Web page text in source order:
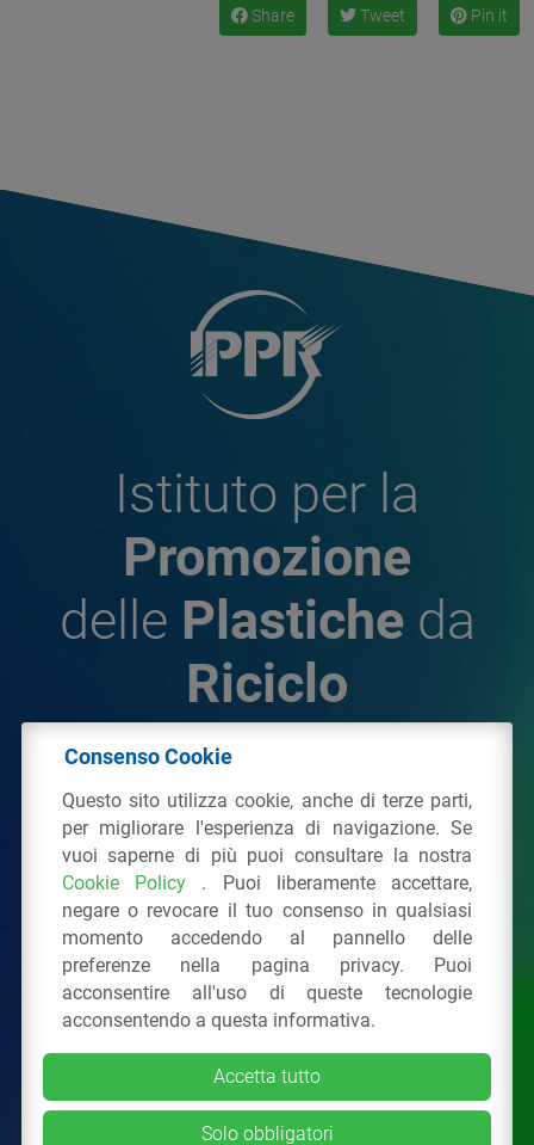
Share Tweet Pin it
Istituto per la
Promozione
delle Plastiche da
Riciclo
Plastiche da Riciclo
C.F. 97381090154
Via San Vittore 36 20123Milano (MI)
Tel.: 02 43928225.
Tutti i diritti riservati Privacy Policy &Cookie
Consenso Cookie
Questo sito utilizza cookie, anche di terze parti,
per migliorare l'esperienza di navigazione. Se
vuoi saperne di più puoi consultare la nostra
Cookie Policy . Puoi liberamente accettare,
negare o revocare il tuo consenso in qualsiasi
momento accedendo al pannello delle
preferenze nella pagina privacy. Puoi
acconsentire all'uso di queste tecnologie
acconsentendo a questa informativa.
Accetta tutto
Solo obbligatori